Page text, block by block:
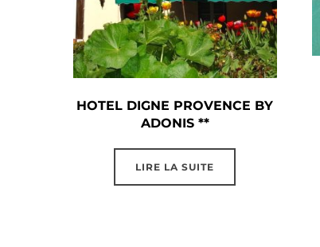
HOTEL DIGNE PROVENCE BY
ADONIS **
LIRE LA SUITE